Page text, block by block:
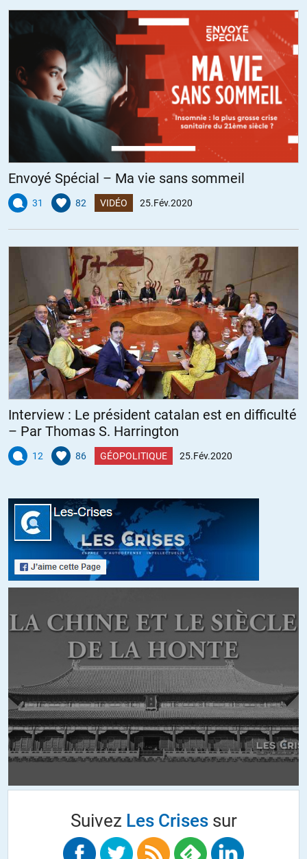
Envoyé Spécial – Ma vie sans sommeil
31 82 VIDÉO 25.Fév.2020
Interview : Le président catalan est en difficulté
– Par Thomas S. Harrington
12 86 GÉOPOLITIQUE 25.Fév.2020
Suivez Les Crisessur